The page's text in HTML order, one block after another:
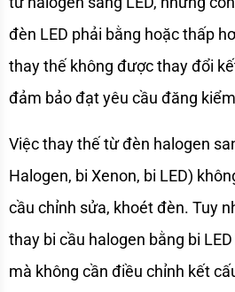
đèn LED phải bằng hoặc thấp
thay thế không được thay đổi
đảm bảo đạt yêu cầu đăng
Việc thay thế từ đèn halogen
Halogen, bi Xenon, bi LED)
cầu chỉnh sửa, khoét đèn. Tuy
thay bi cầu halogen bằng bi
mà không cần điều chỉnh kết